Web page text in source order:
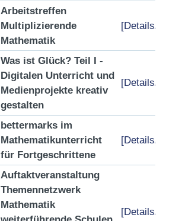
Arbeitstreffen
Multiplizierende
Mathematik
[Details/
Was ist Glück? Teil I -
Digitalen Unterricht und
Medienprojekte kreativ
gestalten
[Details/
bettermarks im
Mathematikunterricht
für Fortgeschrittene
[Details/
Auftaktveranstaltung
Themennetzwerk
Mathematik
[Details/